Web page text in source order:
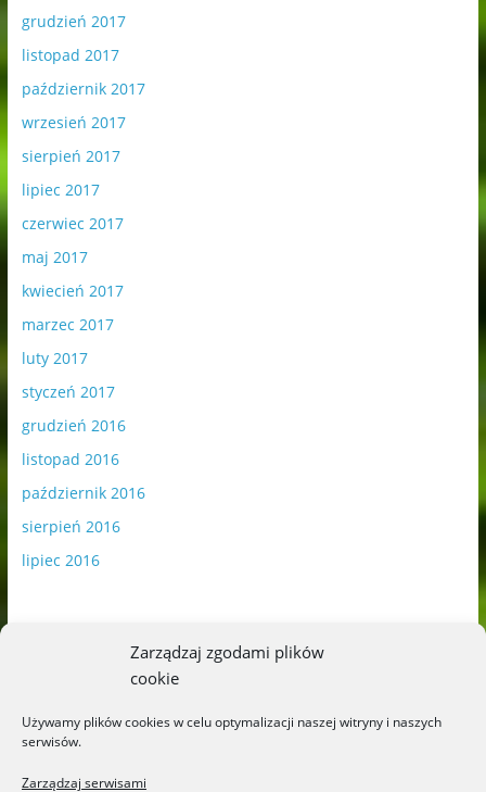
Zarządzaj zgodami plików
cookie
Używamy plików cookies w celu optymalizacji naszej witryny i naszych
serwisów.
Zarządzaj serwisami
grudzień 2017
listopad 2017
październik 2017
wrzesień 2017
sierpień 2017
lipiec 2017
czerwiec 2017
maj 2017
kwiecień 2017
marzec 2017
luty 2017
styczeń 2017
grudzień 2016
listopad 2016
październik 2016
sierpień 2016
lipiec 2016